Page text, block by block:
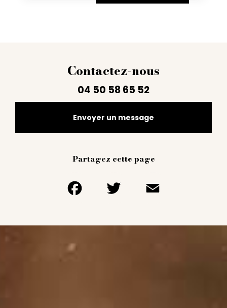
Contactez-nous
04 50 58 65 52
Envoyer un message
Partagez cette page